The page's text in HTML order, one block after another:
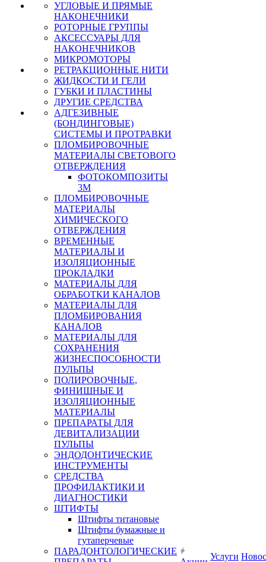
УГЛОВЫЕ И ПРЯМЫЕ
НАКОНЕЧНИКИ
РОТОРНЫЕ ГРУППЫ
АКСЕССУАРЫ ДЛЯ
НАКОНЕЧНИКОВ
МИКРОМОТОРЫ
РЕТРАКЦИОННЫЕ НИТИ
ЖИДКОСТИ И ГЕЛИ
ГУБКИ И ПЛАСТИНЫ
ДРУГИЕ СРЕДСТВА
АДГЕЗИВНЫЕ
(БОНДИНГОВЫЕ)
СИСТЕМЫ И ПРОТРАВКИ
ПЛОМБИРОВОЧНЫЕ
МАТЕРИАЛЫ СВЕТОВОГО
ОТВЕРЖДЕНИЯ
ФОТОКОМПОЗИТЫ
3М
ПЛОМБИРОВОЧНЫЕ
МАТЕРИАЛЫ
ХИМИЧЕСКОГО
ОТВЕРЖДЕНИЯ
ВРЕМЕННЫЕ
МАТЕРИАЛЫ И
ИЗОЛЯЦИОННЫЕ
ПРОКЛАДКИ
МАТЕРИАЛЫ ДЛЯ
ОБРАБОТКИ КАНАЛОВ
МАТЕРИАЛЫ ДЛЯ
ПЛОМБИРОВАНИЯ
КАНАЛОВ
МАТЕРИАЛЫ ДЛЯ
СОХРАНЕНИЯ
ЖИЗНЕСПОСОБНОСТИ
ПУЛЬПЫ
ПОЛИРОВОЧНЫЕ,
ФИНИШНЫЕ И
ИЗОЛЯЦИОННЫЕ
МАТЕРИАЛЫ
ПРЕПАРАТЫ ДЛЯ
ДЕВИТАЛИЗАЦИИ
ПУЛЬПЫ
ЭНДОДОНТИЧЕСКИЕ
ИНСТРУМЕНТЫ
СРЕДСТВА
ПРОФИЛАКТИКИ И
ДИАГНОСТИКИ
ШТИФТЫ
Штифты титановые
Штифты бумажные и
гутаперчевые
ПАРАДОНТОЛОГИЧЕСКИЕ
Услуги